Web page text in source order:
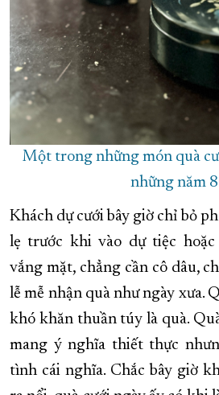
Một trong những món quà
những năm
Khách dự cưới bây giờ chỉ bỏ
lẹ trước khi vào dự tiệc hoặc
vắng mặt, chẳng cần cô dâu,
lễ mễ nhận quà như ngày xưa.
khó khăn thuần túy là quà.
mang ý nghĩa thiết thực
tình cái nghĩa. Chắc bây giờ